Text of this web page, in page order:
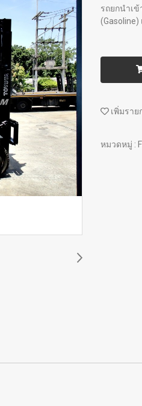
รถยกนำเข้
(Gasoline)
เพิ่มราย
หมวดหมู่ :